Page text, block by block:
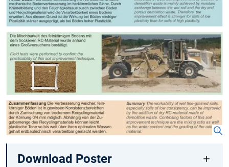
Download Poster